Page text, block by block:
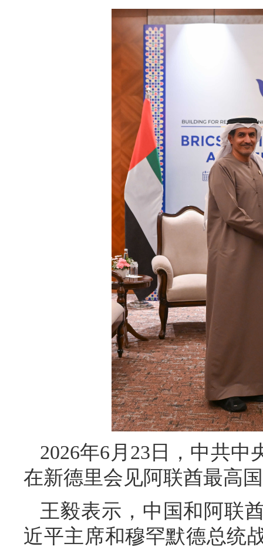
2026年6月23日，中共
在新德里会见阿联酋最高
王毅表示，中国和阿联
近平主席和穆罕默德总统